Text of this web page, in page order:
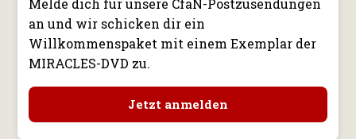
Melde dich für unsere CfaN-Postzusendungen
an und wir schicken dir ein
Willkommenspaket mit einem Exemplar der
MIRACLES-DVD zu.
Jetzt anmelden